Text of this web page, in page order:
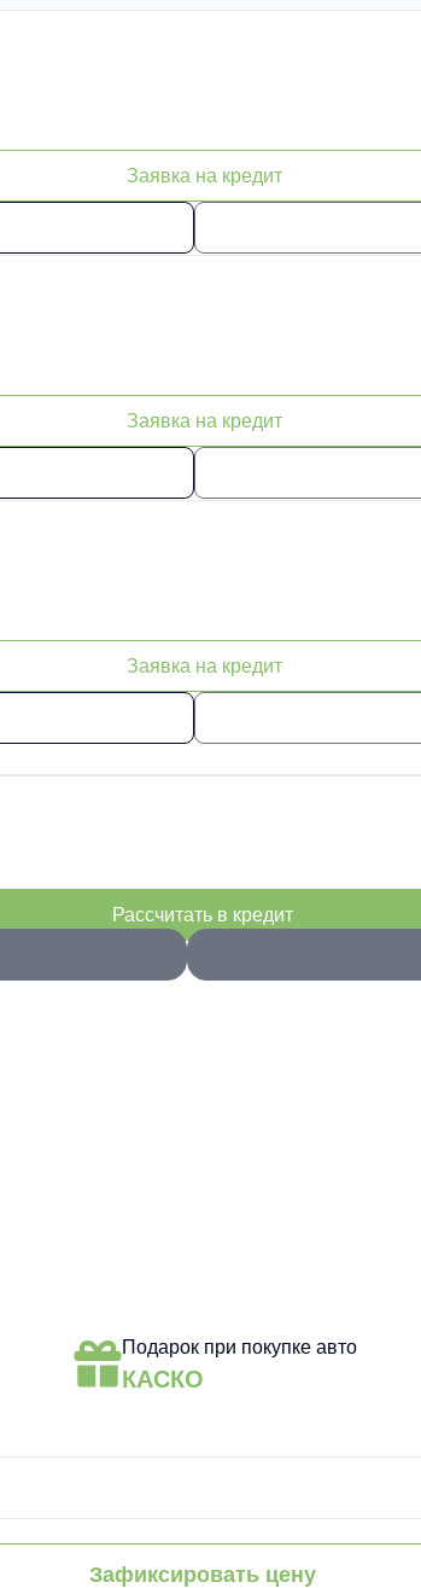
Заявка на кредит
Заявка на кредит
Заявка на кредит
Рассчитать в кредит
Подарок при покупке авто
КАСКО
Зафиксировать цену